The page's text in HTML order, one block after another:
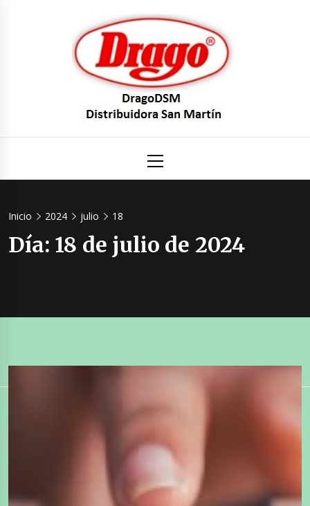
principal
Inicio 2024 julio 18
Día: 18 de julio de 2024